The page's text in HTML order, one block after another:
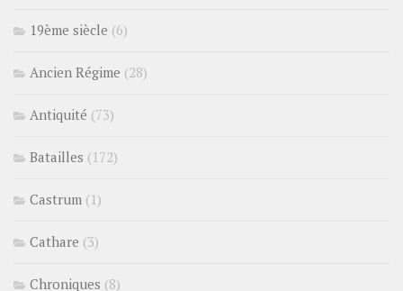
19ème siècle (6)
Ancien Régime (28)
Antiquité (73)
Batailles (172)
Castrum (1)
Cathare (3)
Chroniques (8)